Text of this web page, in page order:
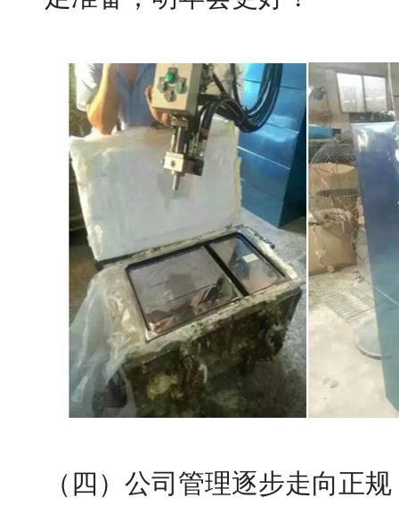
（四）公司管理逐步走向正规